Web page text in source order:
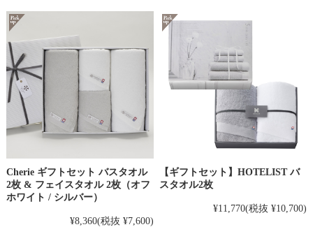
Cherie ギフトセット バスタオル
2枚 & フェイスタオル 2枚（オフ
ホワイト / シルバー）
¥8,360(税抜 ¥7,600)
【ギフトセット】HOTELIST バ
スタオル2枚
¥11,770(税抜 ¥10,700)